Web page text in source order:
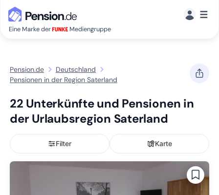
Eine Marke der Mediengruppe
☰
Pension.de
Deutschland
Pensionen in der Region Saterland
22 Unterkünfte und Pensionen in
der Urlaubsregion Saterland
Filter Karte